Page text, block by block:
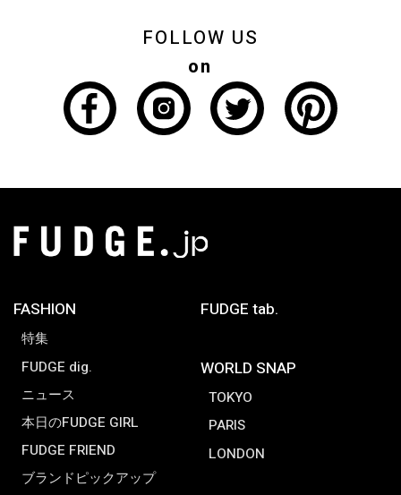
FOLLOW US
on
FASHION
特集
FUDGE dig.
ニュース
本日のFUDGE GIRL
FUDGE FRIEND
ブランドピックアップ
FUDGE tab.
WORLD SNAP
TOKYO
PARIS
LONDON